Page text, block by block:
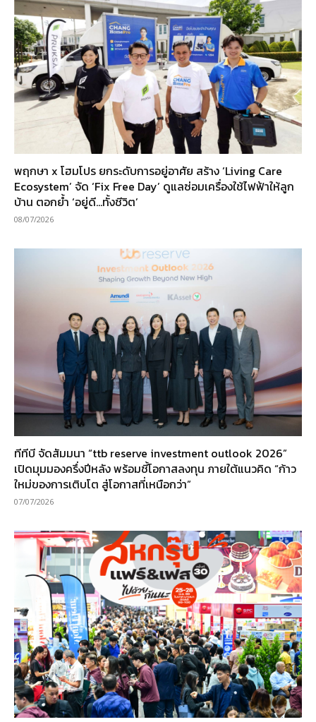
พฤกษา x โฮมโปร ยกระดับการอยู่อาศัย สร้าง ‘Living Care
Ecosystem’ จัด ‘Fix Free Day’ ดูแลซ่อมเครื่องใช้ไฟฟ้าให้ลูก
บ้าน ตอกย้ำ ‘อยู่ดี…ทั้งชีวิต’
08/07/2026
ทีทีบี จัดสัมมนา “ttb reserve investment outlook 2026”
เปิดมุมมองครึ่งปีหลัง พร้อมชี้โอกาสลงทุน ภายใต้แนวคิด “ก้าว
ใหม่ของการเติบโต สู่โอกาสที่เหนือกว่า”
07/07/2026